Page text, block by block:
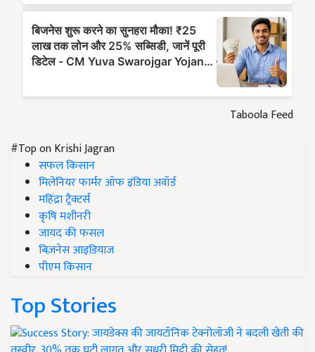
Taboola Feed
#Top on Krishi Jagran
सफल किसान
मिलेनियर फार्मर ऑफ इंडिया अवॉर्ड
महिंद्रा ट्रैक्टर्स
कृषि मशीनरी
जायद की फसल
बिज़नेस आइडियाज
पीएम किसान
Top Stories